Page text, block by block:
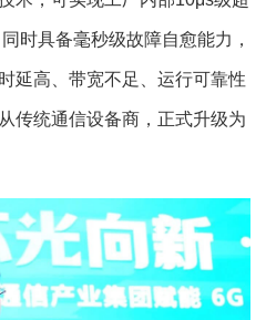
时具备毫秒级故障自愈能力，
延高、带宽不足、运行可靠性
传统通信设备商，正式升级为